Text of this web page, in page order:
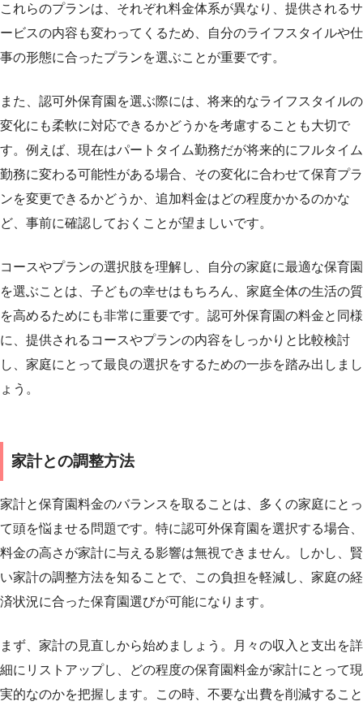
これらのプランは、それぞれ料金体系が異なり、提供されるサ
ービスの内容も変わってくるため、自分のライフスタイルや仕
事の形態に合ったプランを選ぶことが重要です。
また、認可外保育園を選ぶ際には、将来的なライフスタイルの
変化にも柔軟に対応できるかどうかを考慮することも大切で
す。例えば、現在はパートタイム勤務だが将来的にフルタイム
勤務に変わる可能性がある場合、その変化に合わせて保育プラ
ンを変更できるかどうか、追加料金はどの程度かかるのかな
ど、事前に確認しておくことが望ましいです。
コースやプランの選択肢を理解し、自分の家庭に最適な保育園
を選ぶことは、子どもの幸せはもちろん、家庭全体の生活の質
を高めるためにも非常に重要です。認可外保育園の料金と同様
に、提供されるコースやプランの内容をしっかりと比較検討
し、家庭にとって最良の選択をするための一歩を踏み出しまし
ょう。
家計との調整方法
家計と保育園料金のバランスを取ることは、多くの家庭にとっ
て頭を悩ませる問題です。特に認可外保育園を選択する場合、
料金の高さが家計に与える影響は無視できません。しかし、賢
い家計の調整方法を知ることで、この負担を軽減し、家庭の経
済状況に合った保育園選びが可能になります。
まず、家計の見直しから始めましょう。月々の収入と支出を詳
細にリストアップし、どの程度の保育園料金が家計にとって現
実的なのかを把握します。この時、不要な出費を削減すること